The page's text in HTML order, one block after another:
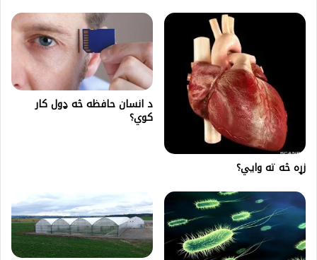
زړه څه ته وایي؟
د انسان حافظه څه ډول کار
کوي؟